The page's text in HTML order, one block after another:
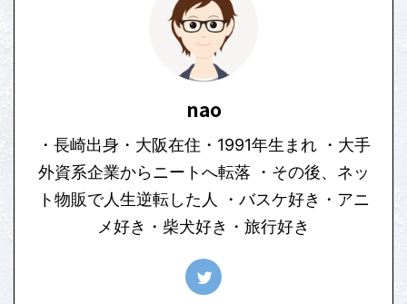
nao
・長崎出身・大阪在住・1991年生まれ ・大手
外資系企業からニートへ転落 ・その後、ネッ
ト物販で人生逆転した人 ・バスケ好き・アニ
メ好き・柴犬好き・旅行好き